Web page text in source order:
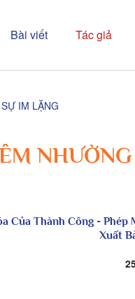
Bài viết Tác giả
IM LẶNG
Của Thành Công -
Xuất